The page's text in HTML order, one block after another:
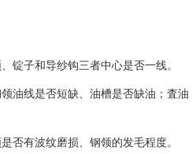
锭子和导纱钩三者中心是否一线。
油线是否短缺、油槽是否缺油；査油
否有波纹磨损、钢领的发毛程度。